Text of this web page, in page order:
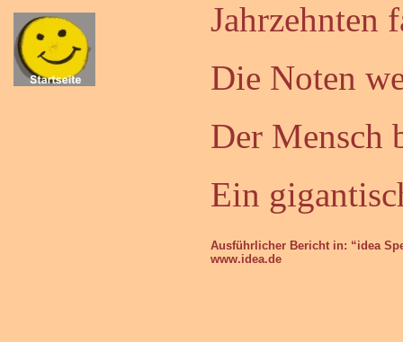
Jahrzehnten
Die Noten
Der Mensch
Ein
Ausführlicher Bericht in: “idea
www.idea.de